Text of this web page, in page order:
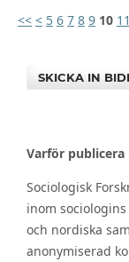
<< < 5 6 7 8 9 10 11
SKICKA IN
Varför publicera
Sociologisk
inom
och nordiska
anonymiserad